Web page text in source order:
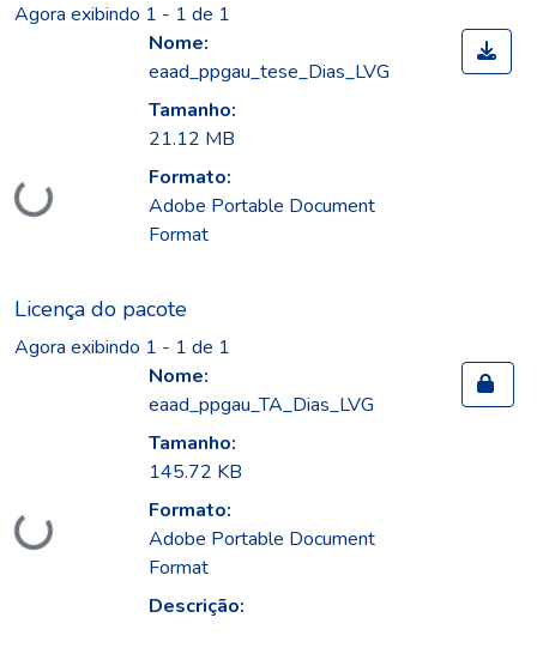
Agora exibindo 1 - 1 de 1
Carregando...
Nome:
eaad_ppgau_tese_Dias_LVG
Tamanho:
21.12 MB
Formato:
Adobe Portable Document
Format
Licença do pacote
Agora exibindo 1 - 1 de 1
Carregando...
Nome:
eaad_ppgau_TA_Dias_LVG
Tamanho:
145.72 KB
Formato:
Adobe Portable Document
Format
Descrição: